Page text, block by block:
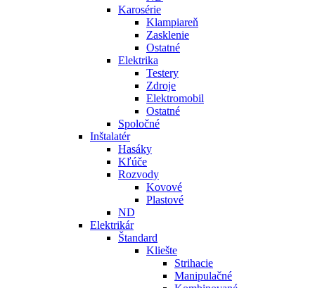
Karosérie
Klampiareň
Zasklenie
Ostatné
Elektrika
Testery
Zdroje
Elektromobil
Ostatné
Spoločné
Inštalatér
Hasáky
Kľúče
Rozvody
Kovové
Plastové
ND
Elektrikár
Štandard
Kliešte
Strihacie
Manipulačné